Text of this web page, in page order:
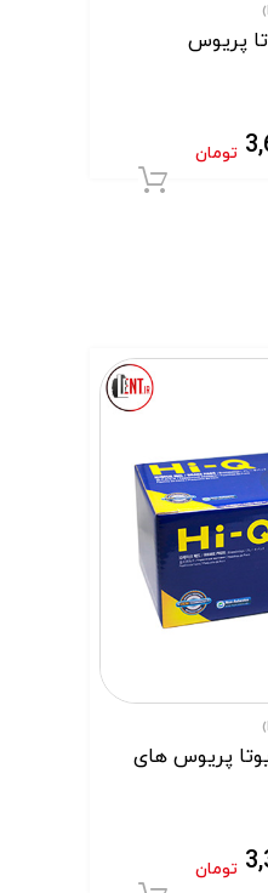
پریوس
تومان
پریوس های
تومان